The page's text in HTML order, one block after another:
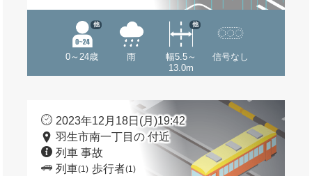
0～24歳
他
雨
幅5.5～
13.0m
他
信号なし
2023年12月18日(月)19:42
羽生市南一丁目の 付近
列車 事故
列車(1) 歩行者(1)